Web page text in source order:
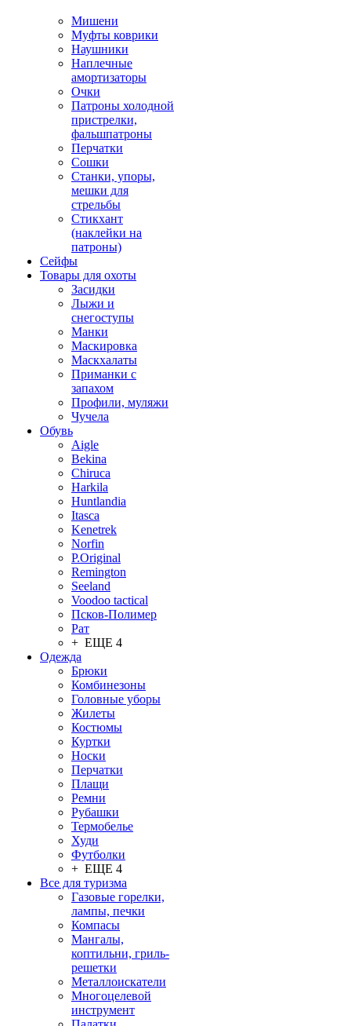
Мишени
Муфты коврики
Наушники
Наплечные
амортизаторы
Очки
Патроны холодной
пристрелки,
фальшпатроны
Перчатки
Сошки
Станки, упоры,
мешки для
стрельбы
Стикхант
(наклейки на
патроны)
Сейфы
Товары для охоты
Засидки
Лыжи и
снегоступы
Манки
Маскировка
Маскхалаты
Приманки с
запахом
Профили, муляжи
Чучела
Обувь
Aigle
Bekina
Chiruсa
Harkila
Huntlandia
Itasca
Kenetrek
Norfin
P.Original
Remington
Seeland
Voodoo tactical
Псков-Полимер
Рат
+ ЕЩЕ 4
Одежда
Брюки
Комбинезоны
Головные уборы
Жилеты
Костюмы
Куртки
Носки
Перчатки
Плащи
Ремни
Рубашки
Термобелье
Худи
Футболки
+ ЕЩЕ 4
Все для туризма
Газовые горелки,
лампы, печки
Компасы
Мангалы,
коптильни, гриль-
решетки
Металлоискатели
Многоцелевой
инструмент